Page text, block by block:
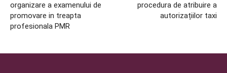
organizare a examenului de
promovare in treapta
profesionala PMR
procedura de atribuire a
autorizațiilor taxi